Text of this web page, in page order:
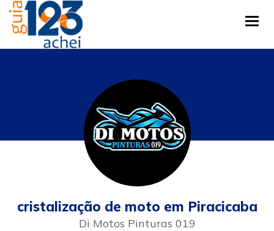
cristalização de moto em Piracicaba
Di Motos Pinturas 019